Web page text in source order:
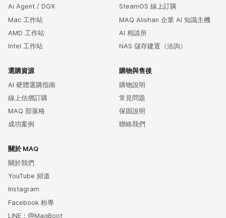
Ai Agent / DGX
Mac 工作站
AMD 工作站
Intel 工作站
SteamOS 線上訂購
MAQ Alishan 企業 AI 知識主機
AI 相談所
NAS 儲存建置（洽詢）
選購資源
AI 硬體選購指南
線上估價訂購
MAQ 部落格
成功案例
購物與售後
購物說明
常見問題
保固說明
聯絡我們
關於 MAQ
關於我們
YouTube 頻道
Instagram
Facebook 粉專
LINE：@MaqBoot